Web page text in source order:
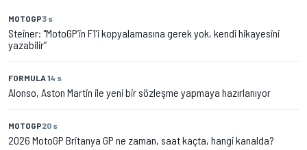
MOTOGP3 s
Steiner: "MotoGP’in F1’i kopyalamasına gerek yok, kendi hikayesini
yazabilir”
FORMULA 14 s
Alonso, Aston Martin ile yeni bir sözleşme yapmaya hazırlanıyor
MOTOGP20 s
2026 MotoGP Britanya GP ne zaman, saat kaçta, hangi kanalda?